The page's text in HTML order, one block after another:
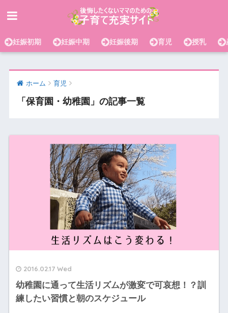
妊娠初期 妊娠中期 妊娠後期 育児 授乳
ホーム 育児
「保育園・幼稚園」の記事一覧
2016.02.17 Wed
幼稚園に通って生活リズムが激変で可哀想！？訓
練したい習慣と朝のスケジュール